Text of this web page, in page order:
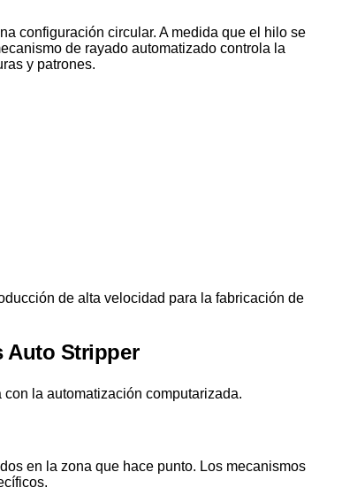
configuración circular. A medida que el hilo se
de rayado automatizado controla la
y patrones.
de alta velocidad para la fabricación de
Auto Stripper
la automatización computarizada.
en la zona que hace punto. Los mecanismos